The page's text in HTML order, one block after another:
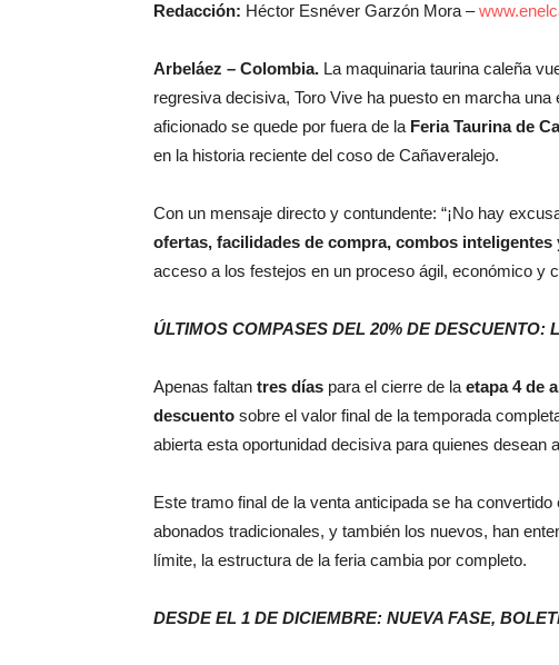
Redacción: Héctor Esnéver Garzón Mora –
Arbeláez – Colombia. La maquinaria taurina caleña
regresiva decisiva, Toro Vive ha puesto en marcha
aficionado se quede por fuera de la Feria Taurina de
en la historia reciente del coso de Cañaveralejo.
Con un mensaje directo y contundente: “¡No hay
ofertas, facilidades de compra, combos
acceso a los festejos en un proceso ágil, económico y
ÚLTIMOS COMPASES DEL 20% DE DESCUENTO:
Apenas faltan tres días para el cierre de la etapa 4 de
descuento sobre el valor final de la temporada
abierta esta oportunidad decisiva para quienes desean
Este tramo final de la venta anticipada se ha
abonados tradicionales, y también los nuevos, han
límite, la estructura de la feria cambia por completo.
DESDE EL 1 DE DICIEMBRE: NUEVA FASE,